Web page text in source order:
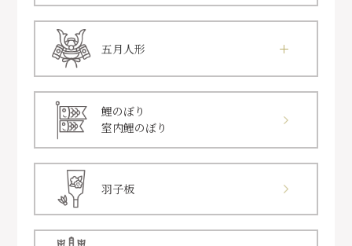
五月人形
鯉のぼり
室内鯉のぼり
羽子板